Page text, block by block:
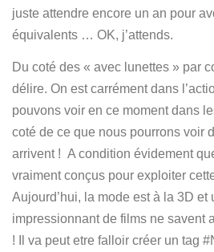
juste attendre encore un an pour
équivalents … OK, j’attends.
Du coté des « avec lunettes » par
délire. On est carrément dans
pouvons voir en ce moment dans
coté de ce que nous pourrons voir
arrivent ! A condition évidement
vraiment conçus pour exploiter
Aujourd’hui, la mode est à la 3D et
impressionnant de films ne savent
! Il va peut etre falloir créer un tag